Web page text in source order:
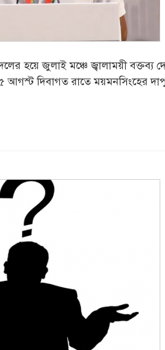
হয়ে জুলাই মঞ্চে জ্বালাময়ী বক্তব্য
দিবাগত রাতে ময়মনসিংহের